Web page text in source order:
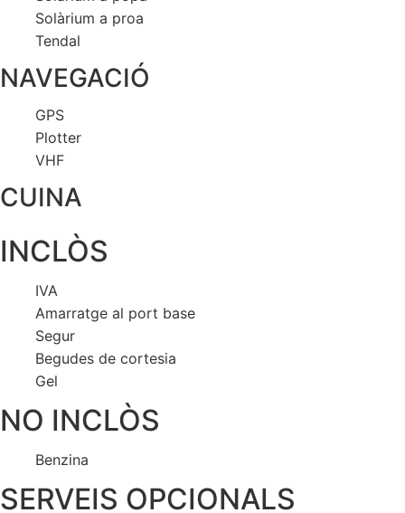
Solàrium a proa
Tendal
NAVEGACIÓ
GPS
Plotter
VHF
CUINA
INCLÒS
IVA
Amarratge al port base
Segur
Begudes de cortesia
Gel
NO INCLÒS
Benzina
SERVEIS OPCIONALS